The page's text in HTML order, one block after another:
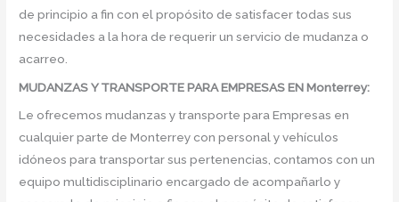
de principio a fin con el propósito de satisfacer todas sus
necesidades a la hora de requerir un servicio de mudanza o
acarreo.
MUDANZAS Y TRANSPORTE PARA EMPRESAS EN Monterrey:
Le ofrecemos mudanzas y transporte para Empresas en
cualquier parte de Monterrey con personal y vehículos
idóneos para transportar sus pertenencias, contamos con un
equipo multidisciplinario encargado de acompañarlo y